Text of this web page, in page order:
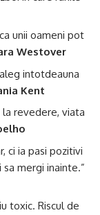
unii oameni pot
Westover
intotdeauna
Kent
la revedere, viata
ci ia pasi pozitivi
mergi inainte.”
toxic. Riscul de